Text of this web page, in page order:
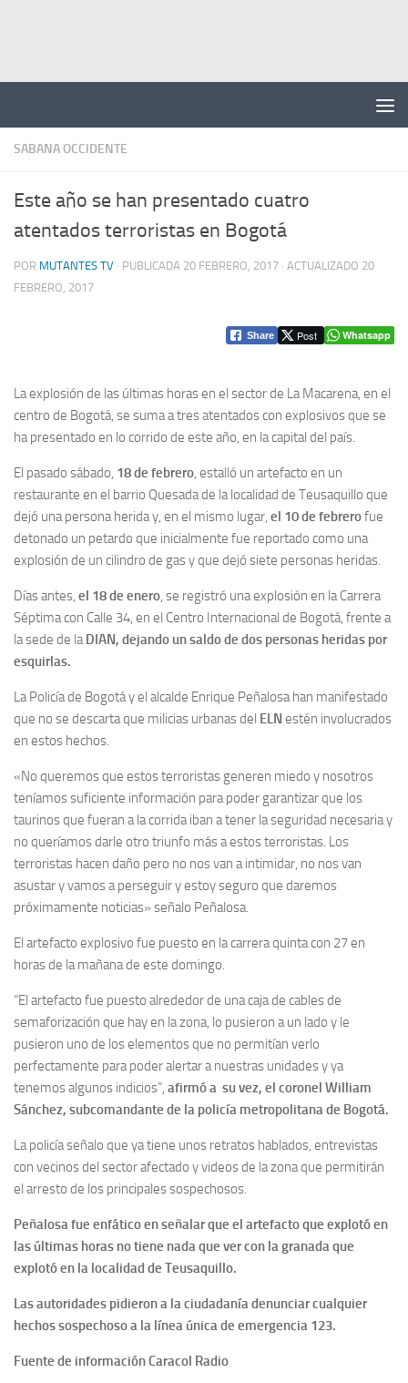
SABANA OCCIDENTE
Este año se han presentado cuatro
atentados terroristas en Bogotá
POR MUTANTES TV · PUBLICADA 20 FEBRERO, 2017 · ACTUALIZADO 20
FEBRERO, 2017
Share Post Whatsapp
La explosión de las últimas horas en el sector de La Macarena, en el
centro de Bogotá, se suma a tres atentados con explosivos que se
ha presentado en lo corrido de este año, en la capital del país.
El pasado sábado, 18 de febrero, estalló un artefacto en un
restaurante en el barrio Quesada de la localidad de Teusaquillo que
dejó una persona herida y, en el mismo lugar, el 10 de febrerofue
detonado un petardo que inicialmente fue reportado como una
explosión de un cilindro de gas y que dejó siete personas heridas.
Días antes, el 18 de enero, se registró una explosión en la Carrera
Séptima con Calle 34, en el Centro Internacional de Bogotá, frente a
la sede de laDIAN, dejando un saldo de dos personas heridas por
esquirlas.
La Policía de Bogotá y el alcalde Enrique Peñalosa han manifestado
que no se descarta que milicias urbanas del ELN estén involucrados
en estos hechos.
«No queremos que estos terroristas generen miedo y nosotros
teníamos suficiente información para poder garantizar que los
taurinos que fueran a la corrida iban a tener la seguridad necesaria y
no queríamos darle otro triunfo más a estos terroristas. Los
terroristas hacen daño pero no nos van a intimidar, no nos van
asustar y vamos a perseguir y estoy seguro que daremos
próximamente noticias» señalo Peñalosa.
El artefacto explosivo fue puesto en la carrera quinta con 27 en
horas de la mañana de este domingo.
“El artefacto fue puesto alrededor de una caja de cables de
semaforización que hay en la zona, lo pusieron a un lado y le
pusieron uno de los elementos que no permitían verlo
perfectamente para poder alertar a nuestras unidades y ya
tenemos algunos indicios”, afirmó a su vez, el coronel William
Sánchez, subcomandante de la policía metropolitana de Bogotá.
La policía señalo que ya tiene unos retratos hablados, entrevistas
con vecinos del sector afectado y videos de la zona que permitirán
el arresto de los principales sospechosos.
Peñalosa fue enfático en señalar que el artefacto que explotó en
las últimas horas no tiene nada que ver con la granada que
explotó en la localidad de Teusaquillo.
Las autoridades pidieron a la ciudadanía denunciar cualquier
hechos sospechoso a la línea única de emergencia 123.
Fuente de información Caracol Radio